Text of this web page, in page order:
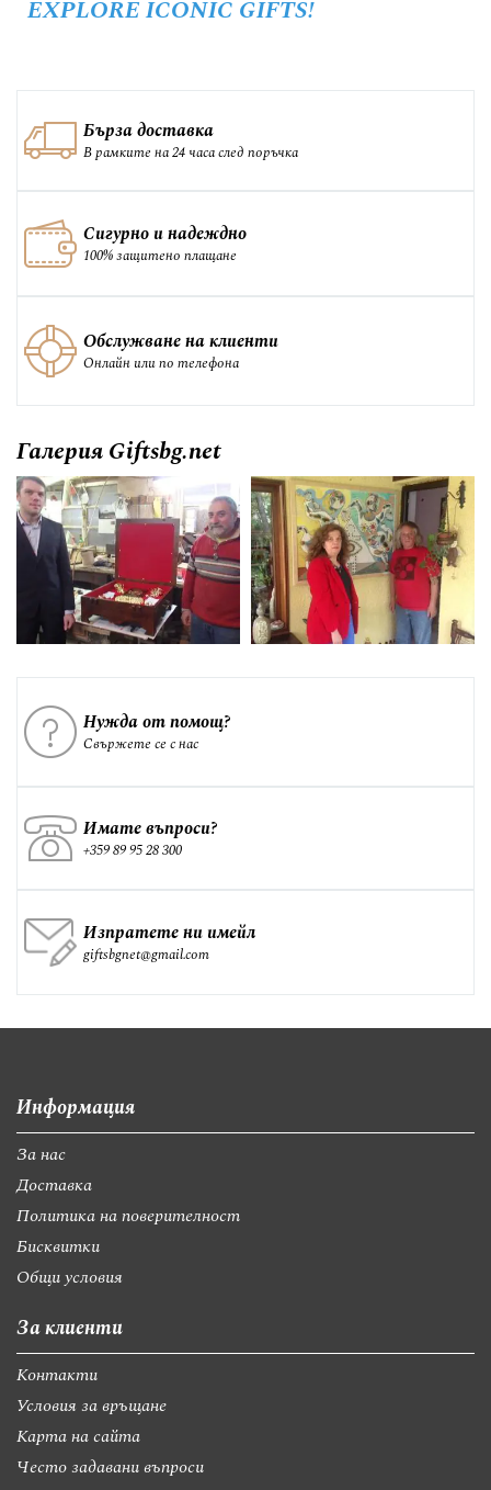
EXPLORE ICONIC GIFTS!
Бърза доставка
В рамките на 24 часа след поръчка
Сигурно и надеждно
100% защитено плащане
Обслужване на клиенти
Онлайн или по телефона
Галерия Giftsbg.net
Нужда от помощ?
Свържете се с нас
Имате въпроси?
+359 89 95 28 300
Изпратете ни имейл
giftsbgnet@gmail.com
Информация
За нас
Доставка
Политика на поверителност
Бисквитки
Общи условия
За клиенти
Контакти
Условия за връщане
Карта на сайта
Често задавани въпроси